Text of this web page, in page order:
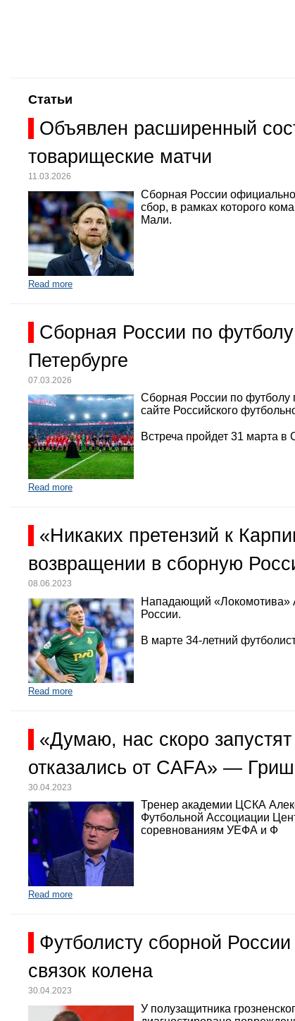
Статьи
Объявлен расширенный
товарищеские матчи
11.03.2026
Сборная России
сбор, в рамках которого
Мали.
Read more
Сборная России по
Петербурге
07.03.2026
Сборная России по футболу
сайте Российского
Встреча пройдет 31 марта в
Read more
«Никаких претензий к
возвращении в сборную
08.06.2023
Нападающий «Локомотива»
России.
В марте 34-летний
Read more
«Думаю, нас скоро
отказались от CAFA» —
30.04.2023
Тренер академии ЦСКА
Футбольной Ассоциации
соревнованиям УЕФА и Ф
Read more
Футболисту сборной
связок колена
30.04.2023
У полузащитника